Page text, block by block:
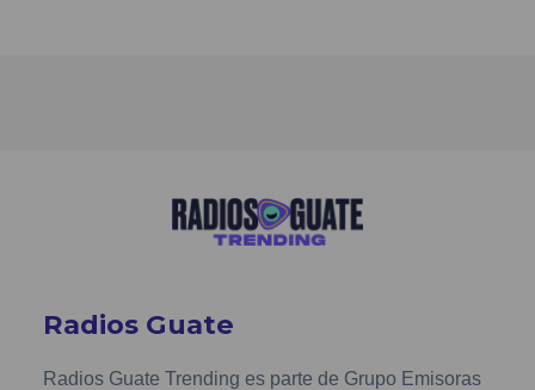
Radios Guate
Radios Guate Trending es parte de Grupo Emisoras